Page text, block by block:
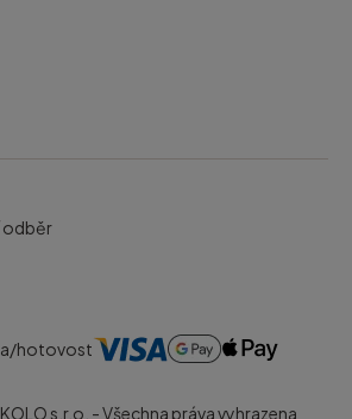
odběr
hotovost
s.r.o. - Všechna práva vyhrazena